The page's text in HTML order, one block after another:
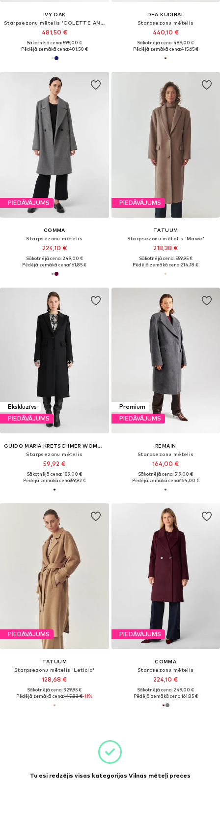
IVY OAK
Starpsezonu mētelis 'COLETTE ANN'
481,50 €
Sākotnējā cena: 595,00 €
Pēdējā zemākā cena:481,50 €
DEA KUDIBAL
Starpsezonu mētelis
440,10 €
Sākotnējā cena: 489,00 €
Pēdējā zemākā cena:415,65 €
PIEDĀVĀJUMS
COMMA
Starpsezonu mētelis
224,10 €
Sākotnējā cena: 249,00 €
Pēdējā zemākā cena:161,85 €
PIEDĀVĀJUMS
TATUUM
Starpsezonu mētelis 'Mawe'
218,38 €
Sākotnējā cena: 559,95 €
Pēdējā zemākā cena:214,18 €
Ekskluzīvs
PIEDĀVĀJUMS
GUIDO MARIA KRETSCHMER WOMEN
Starpsezonu mētelis
59,92 €
Sākotnējā cena: 189,00 €
Pēdējā zemākā cena:59,92 €
Premium
PIEDĀVĀJUMS
REMAIN
Starpsezonu mētelis
164,00 €
Sākotnējā cena: 519,00 €
Pēdējā zemākā cena:164,00 €
PIEDĀVĀJUMS
TATUUM
Starpsezonu mētelis 'Leticia'
128,68 €
Sākotnējā cena: 329,95 €
Pēdējā zemākā cena:145,83 €-11%
PIEDĀVĀJUMS
COMMA
Starpsezonu mētelis
224,10 €
Sākotnējā cena: 249,00 €
Pēdējā zemākā cena:161,85 €
Tu esi redzējis visas kategorijas Vilnas mēteļi preces